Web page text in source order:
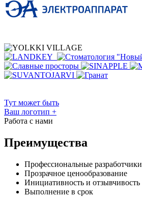
Тут может быть
Ваш логотип +
Работа с нами
Преимущества
Профессиональные разработчики
Прозрачное ценообразование
Инициативность и отзывчивость
Выполнение в срок